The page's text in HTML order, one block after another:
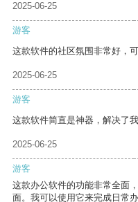
2025-06-25
游客
这款软件的社区氛围非常好，
2025-06-25
游客
这款软件简直是神器，解决了我
2025-06-25
游客
这款办公软件的功能非常全面
面。我可以使用它来完成日常